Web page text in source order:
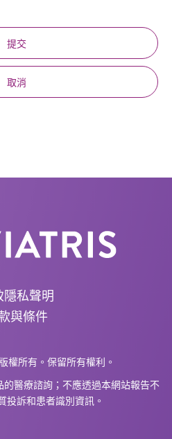
提交
取消
隱私聲明
與條件
權所有。保留所有權利。
醫療諮詢；不應透過本網站報告不
投訴和患者識別資訊。